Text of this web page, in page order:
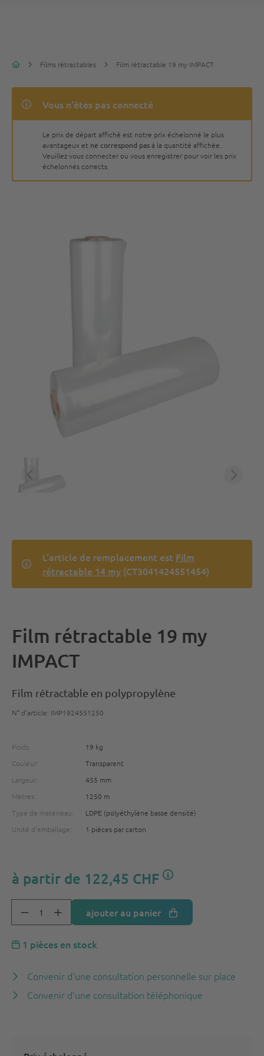
Films rétractables Film rétractable 19 my IMPACT
Vous n'êtes pas connecté
Le prix de départ affiché est notre prix échelonné le plus
avantageux et ne correspond pasà la quantité affichée.
Veuillez vous connecter ou vous enregistrer pour voir les prix
échelonnés corrects.
L'article de remplacement est Film
rétractable 14 my (CT3041424551454)
Film rétractable 19 my
IMPACT
Film rétractable en polypropylène
N° d'article: IMP1924551250
Poids
19 kg
Couleur:
Transparent
Largeur:
455 mm
Mètres:
1250 m
Type de matérieau:
LDPE (polyéthylène basse densité)
Unité d'emballage:
1 pièces par carton
à partir de 122,45 CHF
ajouter au panier
1 pièces en stock
Convenir d'une consultation personnelle sur place
Convenir d'une consultation téléphonique